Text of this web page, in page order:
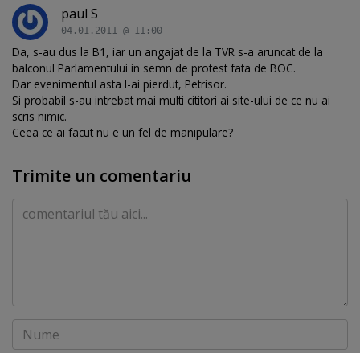
paul S
04.01.2011 @ 11:00
Da, s-au dus la B1, iar un angajat de la TVR s-a aruncat de la
balconul Parlamentului in semn de protest fata de BOC.
Dar evenimentul asta l-ai pierdut, Petrisor.
Si probabil s-au intrebat mai multi cititori ai site-ului de ce nu ai
scris nimic.
Ceea ce ai facut nu e un fel de manipulare?
Trimite un comentariu
Comentariu
Nume